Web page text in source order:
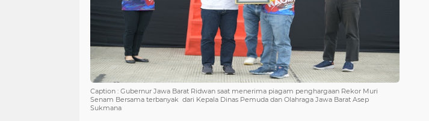
Caption : Gubernur Jawa Barat Ridwan saat menerima piagam penghargaan Rekor Muri
Senam Bersama terbanyak dari Kepala Dinas Pemuda dan Olahraga Jawa Barat Asep
Sukmana